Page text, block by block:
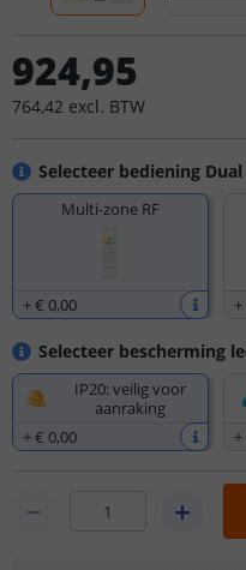
Selecteer bediening
Multi-zone RF
+€ 0,00 +
Selecteer bescherming
IP20: veilig voor
aanraking
+€ 0,00
+
924,95
764,42 excl. BTW